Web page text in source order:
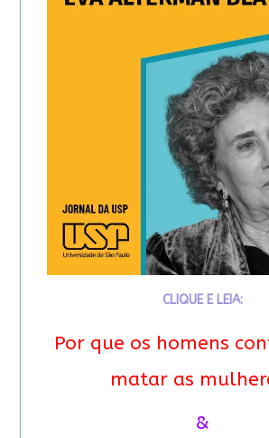
CLIQUE E LEIA:
Por que os homens
matar as
&